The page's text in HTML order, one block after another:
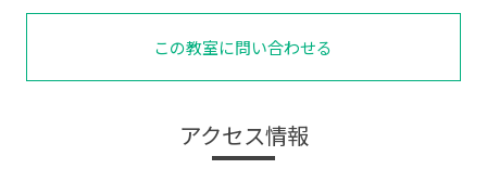
この教室に問い合わせる
アクセス情報